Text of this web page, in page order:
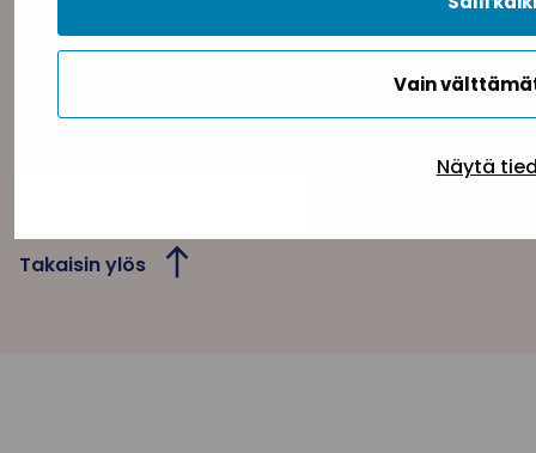
Vain
Näytä
Tietosuojaseloste Evästeseloste
Takaisin ylös